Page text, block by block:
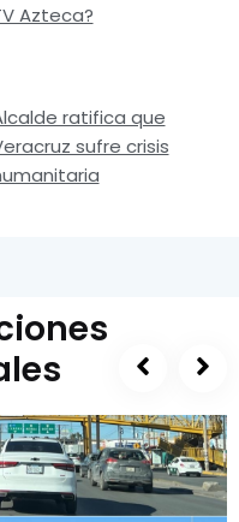
Azteca?
ratifica que
sufre crisis